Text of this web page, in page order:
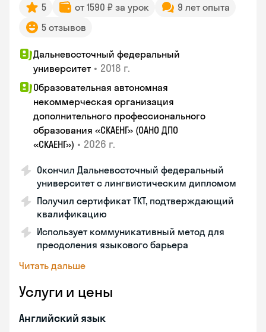
5 от 1590 ₽ за урок
9 лет опыта
5 отзывов
Дальневосточный федеральный
университет • 2018 г.
Образовательная автономная
некоммерческая организация
дополнительного профессионального
образования «СКАЕНГ» (ОАНО ДПО
«СКАЕНГ») • 2026 г.
Окончил Дальневосточный федеральный
университет с лингвистическим дипломом
Получил сертификат TKT, подтверждающий
квалификацию
Использует коммуникативный метод для
преодоления языкового барьера
Читать дальше
Услуги и цены
Английский язык